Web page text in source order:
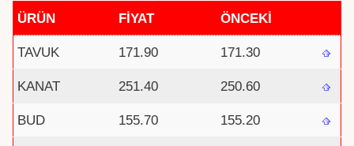
ÜRÜN FİYAT ÖNCEKİ
TAVUK 171.90 171.30
KANAT 251.40 250.60
BUD 155.70 155.20